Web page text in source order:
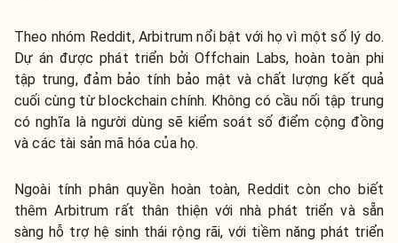
Theo nhóm Reddit, Arbitrum nổi bật với họ vì một số lý do.
Dự án được phát triển bởi Offchain Labs, hoàn toàn phi
tập trung, đảm bảo tính bảo mật và chất lượng kết quả
cuối cùng từ blockchain chính. Không có cầu nối tập trung
có nghĩa là người dùng sẽ kiểm soát số điểm cộng đồng
và các tài sản mã hóa của họ.
Ngoài tính phân quyền hoàn toàn, Reddit còn cho biết
thêm Arbitrum rất thân thiện với nhà phát triển và sẵn
sàng hỗ trợ hệ sinh thái rộng rãi, với tiềm năng phát triển